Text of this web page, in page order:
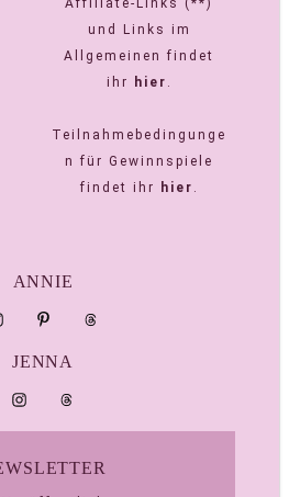
Affiliate-Links (**)
und Links im
Allgemeinen findet
ihr
hier .
Teilnahmebedingunge
n für Gewinnspiele
findet ihr
hier .
ANNIE
JENNA